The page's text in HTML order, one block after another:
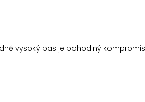
vysoký pas je pohodlný